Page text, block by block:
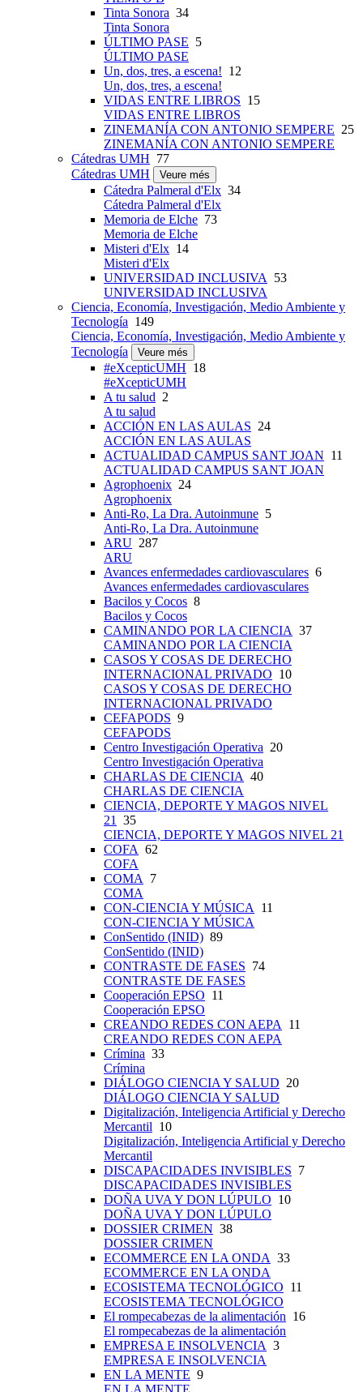
Tinta Sonora 34
Tinta Sonora
ÚLTIMO PASE 5
ÚLTIMO PASE
Un, dos, tres, a escena! 12
Un, dos, tres, a escena!
VIDAS ENTRE LIBROS 15
VIDAS ENTRE LIBROS
ZINEMANÍA CON ANTONIO SEMPERE 25
ZINEMANÍA CON ANTONIO SEMPERE
Cátedras UMH 77
Cátedras UMH
Veure més
Cátedra Palmeral d'Elx 34
Cátedra Palmeral d'Elx
Memoria de Elche 73
Memoria de Elche
Misteri d'Elx 14
Misteri d'Elx
UNIVERSIDAD INCLUSIVA
53
UNIVERSIDAD INCLUSIVA
Ciencia, Economía, Investigación, Medio Ambiente y
Tecnología 149
Ciencia, Economía, Investigación, Medio Ambiente y
Tecnología
Veure més
#eXcepticUMH 18
#eXcepticUMH
A tu salud 2
A tu salud
ACCIÓN EN LAS AULAS 24
ACCIÓN EN LAS AULAS
ACTUALIDAD CAMPUS SANT JOAN 11
ACTUALIDAD CAMPUS SANT JOAN
Agrophoenix 24
Agrophoenix
Anti-Ro, La Dra. Autoinmune 5
Anti-Ro, La Dra. Autoinmune
ARU 287
ARU
Avances enfermedades cardiovasculares 6
Avances enfermedades cardiovasculares
Bacilos y Cocos 8
Bacilos y Cocos
CAMINANDO POR LA CIENCIA 37
CAMINANDO POR LA CIENCIA
CASOS Y COSAS DE DERECHO
INTERNACIONAL PRIVADO 10
CASOS Y COSAS DE DERECHO
INTERNACIONAL PRIVADO
CEFAPODS 9
CEFAPODS
Centro Investigación Operativa 20
Centro Investigación Operativa
CHARLAS DE CIENCIA 40
CHARLAS DE CIENCIA
CIENCIA, DEPORTE Y MAGOS NIVEL
21
35
CIENCIA, DEPORTE Y MAGOS NIVEL 21
COFA 62
COFA
COMA
7
COMA
CON-CIENCIA Y MÚSICA
11
CON-CIENCIA Y MÚSICA
ConSentido (INID) 89
ConSentido (INID)
CONTRASTE DE FASES 74
CONTRASTE DE FASES
Cooperación EPSO 11
Cooperación EPSO
CREANDO REDES CON AEPA
11
CREANDO REDES CON AEPA
Crímina 33
Crímina
DIÁLOGO CIENCIA Y SALUD 20
DIÁLOGO CIENCIA Y SALUD
Digitalización, Inteligencia Artificial y Derecho
Mercantil 10
Digitalización, Inteligencia Artificial y Derecho
Mercantil
DISCAPACIDADES INVISIBLES 7
DISCAPACIDADES INVISIBLES
DOÑA UVA Y DON LÚPULO 10
DOÑA UVA Y DON LÚPULO
DOSSIER CRIMEN 38
DOSSIER CRIMEN
ECOMMERCE EN LA ONDA 33
ECOMMERCE EN LA ONDA
ECOSISTEMA TECNOLÓGICO 11
ECOSISTEMA TECNOLÓGICO
El rompecabezas de la alimentación 16
El rompecabezas de la alimentación
EMPRESA E INSOLVENCIA 3
EMPRESA E INSOLVENCIA
EN LA MENTE 9